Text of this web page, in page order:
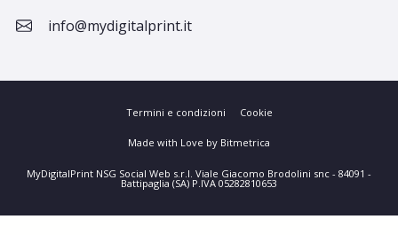
info@mydigitalprint.it
Termini e condizioni Cookie
Made with Love by Bitmetrica
MyDigitalPrint NSG Social Web s.r.l. Viale Giacomo Brodolini snc - 84091 -
Battipaglia (SA) P.IVA 05282810653